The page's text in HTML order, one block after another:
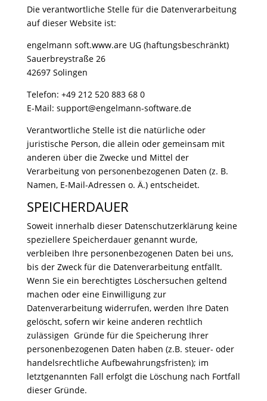
Die verantwortliche Stelle für die Datenverarbeitung
auf dieser Website ist:
engelmann soft.www.are UG (haftungsbeschränkt)
Sauerbreystraße 26
42697 Solingen
Telefon: +49 212 520 883 68 0
E-Mail: support@engelmann-software.de
Verantwortliche Stelle ist die natürliche oder
juristische Person, die allein oder gemeinsam mit
anderen über die Zwecke und Mittel der
Verarbeitung von personenbezogenen Daten (z. B.
Namen, E-Mail-Adressen o. Ä.) entscheidet.
SPEICHERDAUER
Soweit innerhalb dieser Datenschutzerklärung keine
speziellere Speicherdauer genannt wurde,
verbleiben Ihre personenbezogenen Daten bei uns,
bis der Zweck für die Datenverarbeitung entfällt.
Wenn Sie ein berechtigtes Löschersuchen geltend
machen oder eine Einwilligung zur
Datenverarbeitung widerrufen, werden Ihre Daten
gelöscht, sofern wir keine anderen rechtlich
zulässigen Gründe für die Speicherung Ihrer
personenbezogenen Daten haben (z.B. steuer- oder
handelsrechtliche Aufbewahrungsfristen); im
letztgenannten Fall erfolgt die Löschung nach Fortfall
dieser Gründe.